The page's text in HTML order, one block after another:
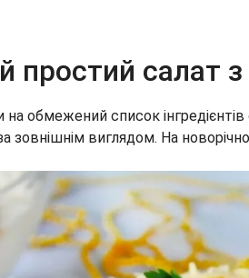
простий салат
обмежений список
зовнішнім виглядом. На